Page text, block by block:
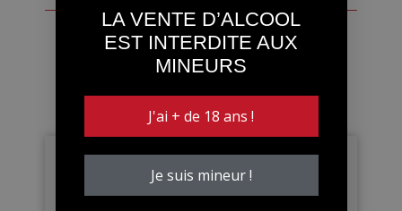
e-Boutique de la
Ciselette
LA VENTE D’ALCOOL
EST INTERDITE AUX
MINEURS
J'ai + de 18 ans !
Je suis mineur !